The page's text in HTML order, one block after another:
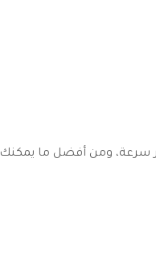
سرعة، ومن أفضل ما يمكنك